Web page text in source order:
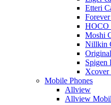
Etteri
Forever
HOCO
Moshi
Nillkin
Spigen
Xcover
Mobile Phones
Allview
Allview